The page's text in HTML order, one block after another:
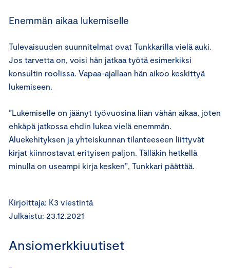
Kirjoittaja: K3 viestintä
Julkaistu: 23.12.2021
Ansiomerkkiuutiset
Enemmän aikaa lukemiselle
Tulevaisuuden suunnitelmat ovat Tunkkarilla vielä auki.
Jos tarvetta on, voisi hän jatkaa työtä esimerkiksi
konsultin roolissa. Vapaa-ajallaan hän aikoo keskittyä
lukemiseen.
”Lukemiselle on jäänyt työvuosina liian vähän aikaa, joten
ehkäpä jatkossa ehdin lukea vielä enemmän.
Aluekehityksen ja yhteiskunnan tilanteeseen liittyvät
kirjat kiinnostavat erityisen paljon. Tälläkin hetkellä
minulla on useampi kirja kesken”, Tunkkari päättää.